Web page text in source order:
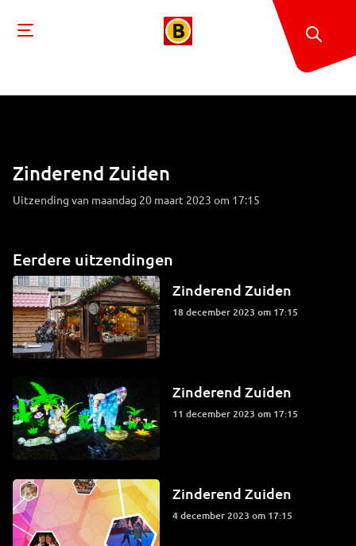
Zinderend Zuiden
Uitzending van maandag 20 maart 2023 om 17:15
Eerdere uitzendingen
Zinderend Zuiden
18 december 2023 om 17:15
Zinderend Zuiden
11 december 2023 om 17:15
Zinderend Zuiden
4 december 2023 om 17:15